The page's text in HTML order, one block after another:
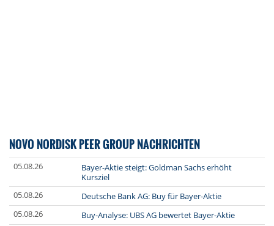
NOVO NORDISK PEER GROUP NACHRICHTEN
05.08.26
Bayer-Aktie steigt: Goldman Sachs erhöht
Kursziel
05.08.26
Deutsche Bank AG: Buy für Bayer-Aktie
05.08.26
Buy-Analyse: UBS AG bewertet Bayer-Aktie